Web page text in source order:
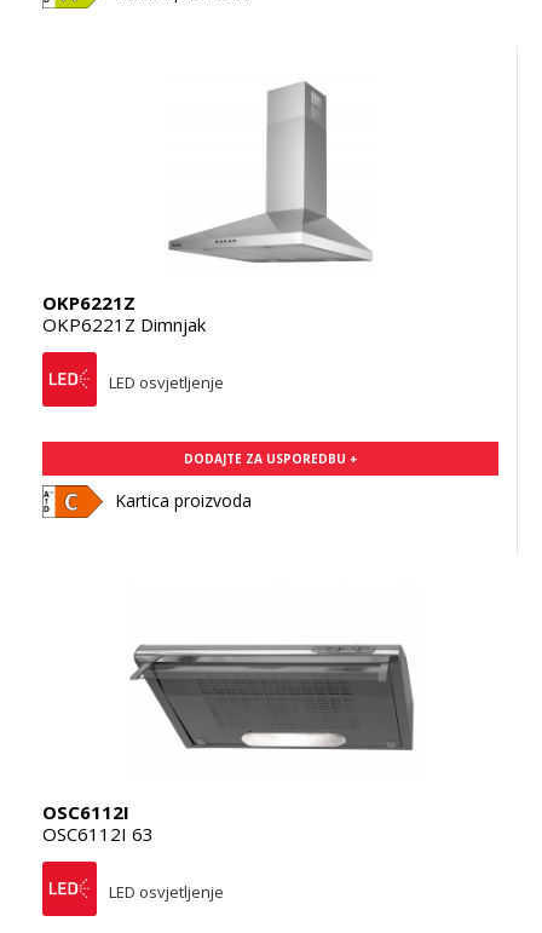
OKP6221Z
OKP6221Z Dimnjak
LED osvjetljenje
DODAJTE ZA USPOREDBU +
Kartica proizvoda
OSC6112I
OSC6112I 63
LED osvjetljenje